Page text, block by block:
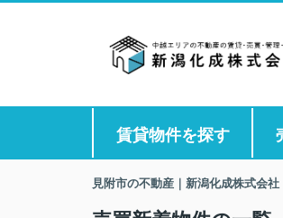
賃貸物件を探す
見附市の不動産｜新潟化成株式会社